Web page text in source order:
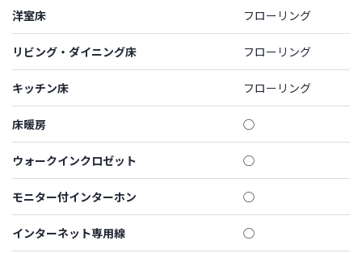
洋室床 フローリング
リビング・ダイニング床 フローリング
キッチン床 フローリング
床暖房 ◯
ウォークインクロゼット ◯
モニター付インターホン ◯
インターネット専用線 ◯